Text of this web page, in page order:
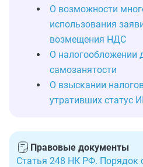
О возможности
использования
возмещения НДС
О налогообложении
самозанятости
О взыскании
утративших статус
Правовые документы
Статья 248 НК РФ. Порядок